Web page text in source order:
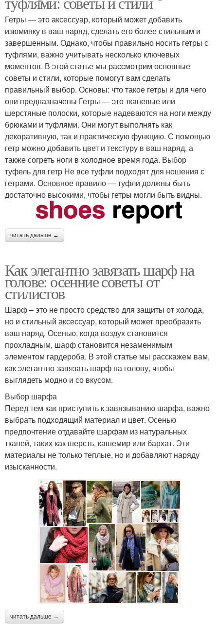
Гетры — это аксессуар, который может добавить
изюминку в ваш наряд, сделать его более стильным и
завершенным. Однако, чтобы правильно носить гетры с
туфлями, важно учитывать несколько ключевых
моментов. В этой статье мы рассмотрим основные
советы и стили, которые помогут вам сделать
правильный выбор. Основы: что такое гетры и для чего
они предназначены Гетры — это тканевые или
шерстяные полоски, которые надеваются на ноги между
брюками и туфлями. Они могут выполнять как
декоративную, так и практическую функцию. С помощью
гетр можно добавить цвет и текстуру в ваш наряд, а
также согреть ноги в холодное время года. Выбор
туфель для гетр Не все туфли подходят для ношения с
гетрами. Основное правило — туфли должны быть
достаточно высокими, чтобы гетры могли быть видны.
читать дальше →
Как элегантно завязать шарф на
голове: осенние советы от
стилистов
Шарф – это не просто средство для защиты от холода,
но и стильный аксессуар, который может преобразить
ваш наряд. Осенью, когда воздух становится
прохладным, шарф становится незаменимым
элементом гардероба. В этой статье мы расскажем вам,
как элегантно завязать шарф на голову, чтобы
выглядеть модно и со вкусом.
Выбор шарфа
Перед тем как приступить к завязыванию шарфа, важно
выбрать подходящий материал и цвет. Осенью
предпочтение отдавайте шарфам из натуральных
тканей, таких как шерсть, кашемир или бархат. Эти
материалы не только теплые, но и добавляют наряду
изысканности.
читать дальше →